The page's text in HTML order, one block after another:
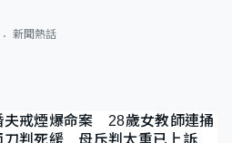
新聞熱話
夫戒煙爆命案 28歲女教師連捅
刀判死緩 母斥判太重已上訴